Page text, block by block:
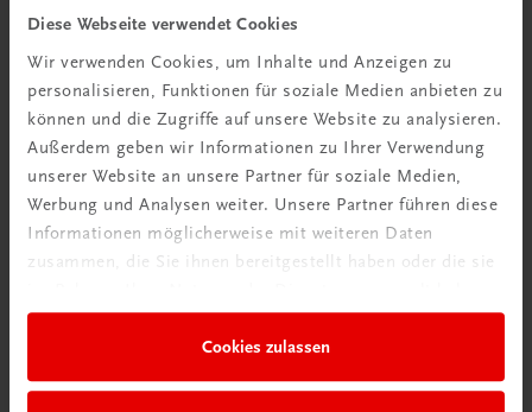
Diese Webseite verwendet Cookies
Wir verwenden Cookies, um Inhalte und Anzeigen zu
personalisieren, Funktionen für soziale Medien anbieten zu
können und die Zugriffe auf unsere Website zu analysieren.
Außerdem geben wir Informationen zu Ihrer Verwendung
unserer Website an unsere Partner für soziale Medien,
Werbung und Analysen weiter. Unsere Partner führen diese
Informationen möglicherweise mit weiteren Daten
zusammen, die Sie ihnen bereitgestellt haben oder die sie
Cookies zulassen
Tipps & Tricks
Mehr dazu